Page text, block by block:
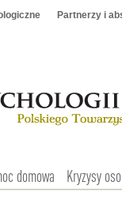
Partnerzy i
domowa Kryzysy